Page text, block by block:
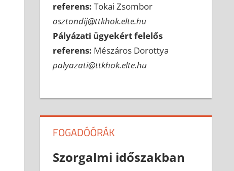
referens: Tokai Zsombor
osztondij@ttkhok.elte.hu
Pályázati ügyekért felelős
referens: Mészáros Dorottya
palyazati@ttkhok.elte.hu
FOGADÓÓRÁK
Szorgalmi időszakban